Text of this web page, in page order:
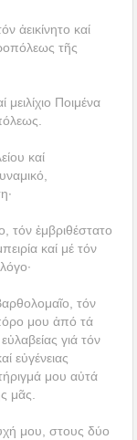
ἀεικίνητο καί
τῆς
Ποιμένα
καί
τόν ἐμβριθέστατο
καί μέ τόν
τόν
μου ἀπό τά
γιά τόν
εὐγένειας
μου αὐτά
μᾶς.
μου, στους δύο